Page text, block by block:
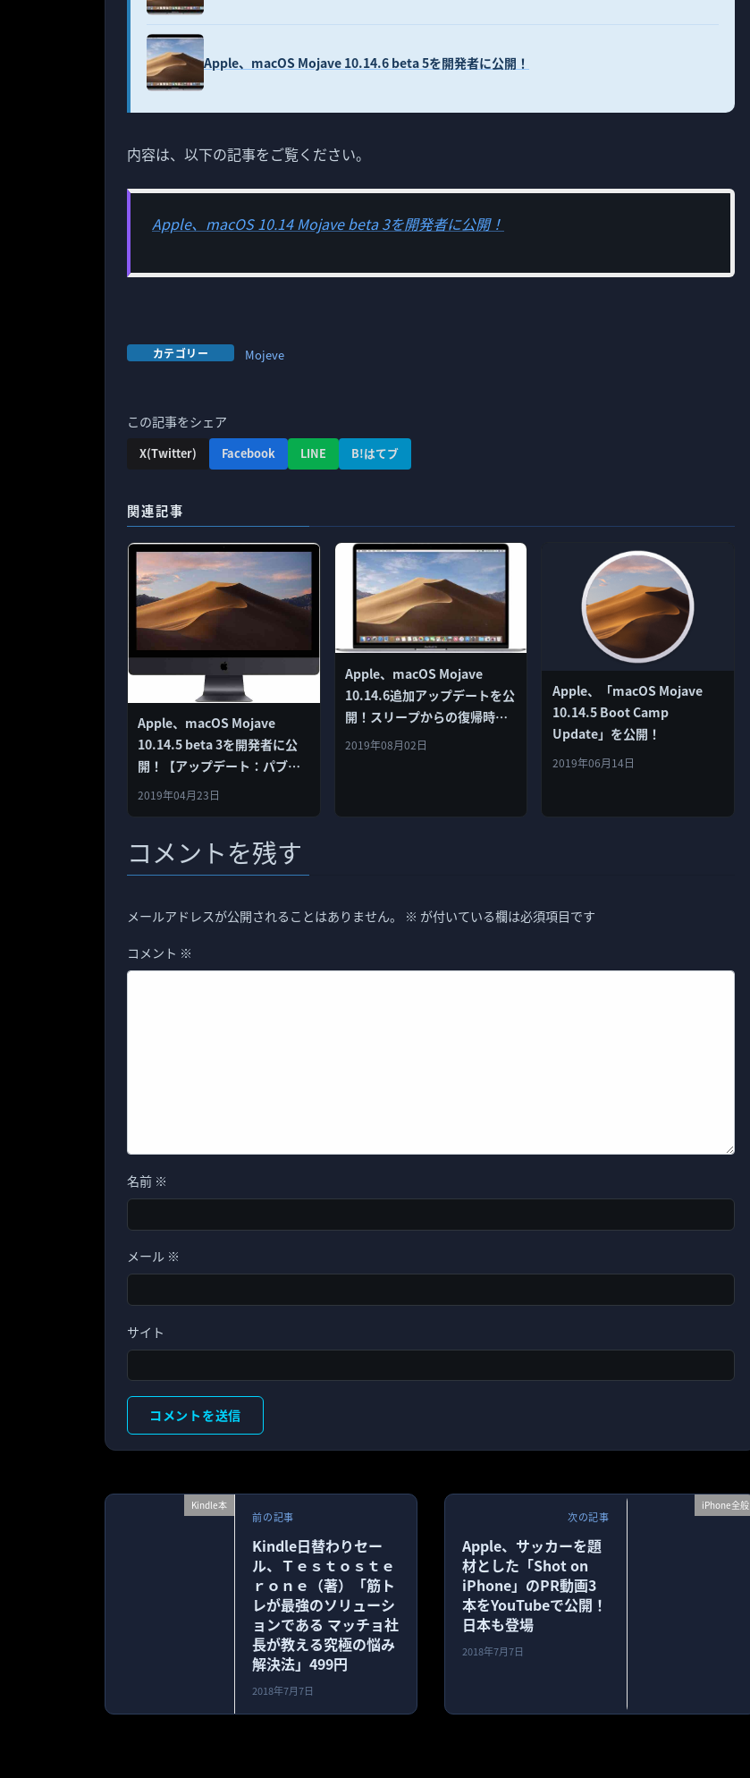
Apple、macOS Mojave 10.14.6 beta 5を開発者に公開！
内容は、以下の記事をご覧ください。
Apple、macOS 10.14 Mojave beta 3を開発者に公開！
カテゴリー Mojeve
この記事をシェア
X(Twitter) Facebook LINE B!はてブ
関連記事
Apple、macOS Mojave
10.14.5 beta 3を開発者に公
開！【アップデート：パブリ
ックベータ・プログラム登録
2019年04月23日
Apple、macOS Mojave
10.14.6追加アップデートを公
開！スリープからの復帰時に
怒る不具合を修正
2019年08月02日
Apple、「macOS Mojave
10.14.5 Boot Camp
Update」を公開！
2019年06月14日
コメントを残す
メールアドレスが公開されることはありません。 ※ が付いている欄は必須項目です
コメント ※
名前 ※
メール ※
サイト
Kindle本
前の記事
Kindle日替わりセー
ル、Ｔｅｓｔｏｓｔｅ
ｒｏｎｅ（著）「筋ト
レが最強のソリューシ
ョンである マッチョ社
長が教える究極の悩み
解決法」499円
2018年7月7日
iPhone全般
次の記事
Apple、サッカーを題
材とした「Shot on
iPhone」のPR動画3
本をYouTubeで公開！
日本も登場
2018年7月7日